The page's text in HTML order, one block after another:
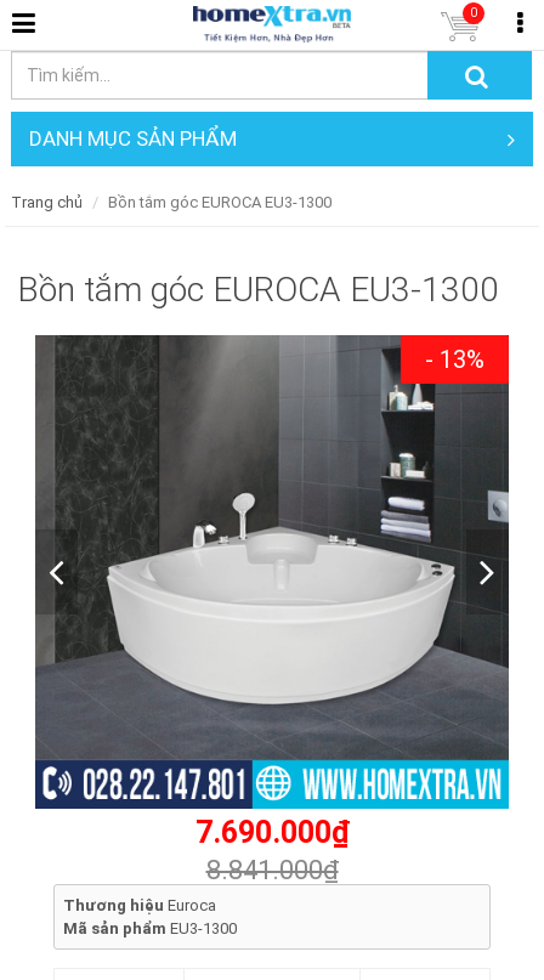
0
DANH MỤC SẢN PHẨM
Trang chủ Bồn tắm góc EUROCA EU3-1300
Bồn tắm góc EUROCA EU3-1300
- 13%
7.690.000₫
8.841.000₫
Thương hiệu Euroca
Mã sản phẩm EU3-1300